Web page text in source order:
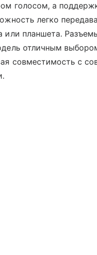
голосом, а
легко
или планшета.
отличным
совместимость с